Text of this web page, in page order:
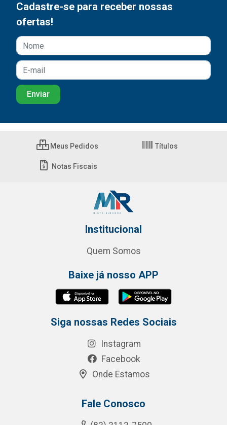
Cadastre-se para receber nossas
ofertas!
Meus Pedidos Títulos
Notas Fiscais
Institucional
Quem Somos
Baixe já nosso APP
Siga nossas Redes Sociais
Instagram
Facebook
Onde Estamos
Fale Conosco